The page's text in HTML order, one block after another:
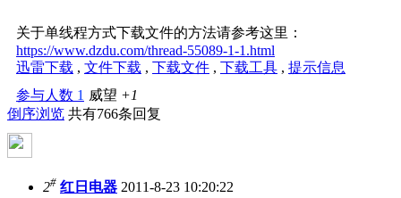
关于单线程方式下载文件的方法请参考这里：
https://www.dzdu.com/thread-55089-1-1.html
迅雷下载 , 文件下载 , 下载文件 , 下载工具 , 提示信息
参与人数 1 威望 +1
倒序浏览 共有766条回复
2# 红日电器 2011-8-23 10:20:22